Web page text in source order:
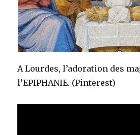
A Lourdes, l’adoration des
l’EPIPHANIE. (Pinterest)